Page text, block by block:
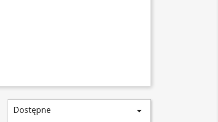
Dostępne 